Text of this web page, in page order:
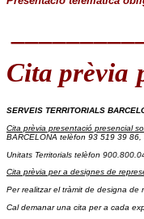
Cita prèvia
SERVEIS TERRITORIALS
Cita prèvia presentació presencial
BARCELONA telèfon 93 519 39 86
Unitats Territorials telèfon
Cita prèvia per a designes de
Per realitzar el tràmit de designa
Cal demanar una cita per a cada